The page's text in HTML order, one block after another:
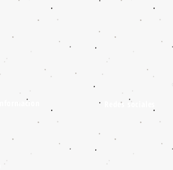
Redes sociales